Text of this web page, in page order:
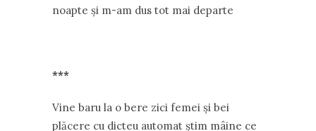
noapte și m-am dus tot mai departe
***
Vine baru la o bere zici femei și bei
plăcere cu dicteu automat știm mâine ce